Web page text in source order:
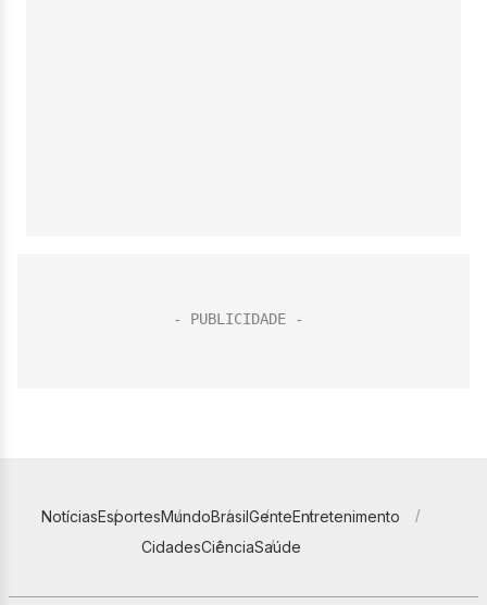
NotíciasEsportesMundoBrasilGenteEntretenimento
CidadesCiênciaSaúde